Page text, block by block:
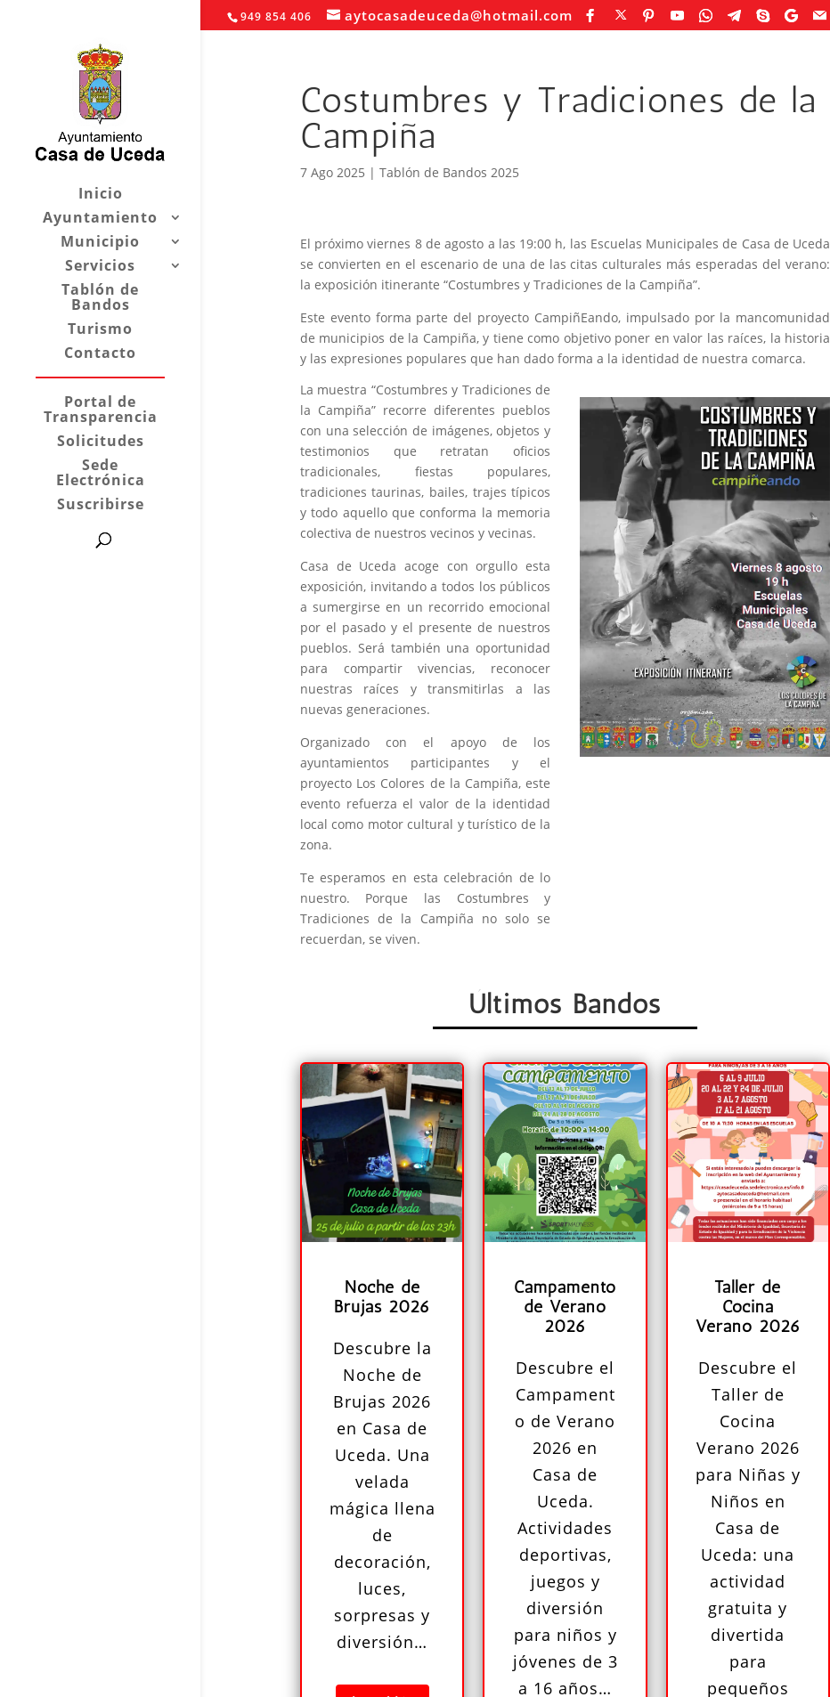
949 854 406 aytocasadeuceda@hotmail.com
Inicio
Ayuntamiento
Municipio
Servicios
Tablón de
Bandos
Turismo
Contacto
Portal de
Transparencia
Solicitudes
Sede
Electrónica
Suscribirse
Costumbres y Tradiciones de la
Campiña
7 Ago 2025 | Tablón de Bandos 2025
El próximo viernes 8 de agosto a las 19:00 h, las Escuelas Municipales de Casa de Uceda
se convierten en el escenario de una de las citas culturales más esperadas del verano:
la exposición itinerante “Costumbres y Tradiciones de la Campiña”.
Este evento forma parte del proyecto CampiñEando, impulsado por la mancomunidad
de municipios de la Campiña, y tiene como objetivo poner en valor las raíces, la historia
y las expresiones populares que han dado forma a la identidad de nuestra comarca.
La muestra “Costumbres y Tradiciones de
la Campiña” recorre diferentes pueblos
con una selección de imágenes, objetos y
testimonios que retratan oficios
tradicionales, fiestas populares,
tradiciones taurinas, bailes, trajes típicos
y todo aquello que conforma la memoria
colectiva de nuestros vecinos y vecinas.
Casa de Uceda acoge con orgullo esta
exposición, invitando a todos los públicos
a sumergirse en un recorrido emocional
por el pasado y el presente de nuestros
pueblos. Será también una oportunidad
para compartir vivencias, reconocer
nuestras raíces y transmitirlas a las
nuevas generaciones.
Organizado con el apoyo de los
ayuntamientos participantes y el
proyecto Los Colores de la Campiña, este
evento refuerza el valor de la identidad
local como motor cultural y turístico de la
zona.
Te esperamos en esta celebración de lo
nuestro. Porque las Costumbres y
Tradiciones de la Campiña no solo se
recuerdan, se viven.
Últimos Bandos
Noche de
Brujas 2026
Descubre la
Noche de
Brujas 2026
en Casa de
Uceda. Una
velada
mágica llena
de
decoración,
luces,
sorpresas y
diversión…
Campamento
de Verano
2026
Descubre el
Campament
o de Verano
2026 en
Casa de
Uceda.
Actividades
deportivas,
juegos y
diversión
para niños y
jóvenes de 3
a 16 años…
Taller de
Cocina
Verano 2026
Descubre el
Taller de
Cocina
Verano 2026
para Niñas y
Niños en
Casa de
Uceda: una
actividad
gratuita y
divertida
para
pequeños